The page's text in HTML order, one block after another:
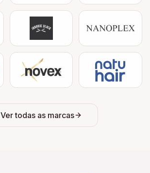
Ver todas as marcas